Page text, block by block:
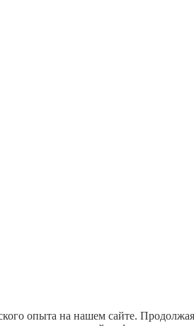
опыта на нашем сайте. Продолжая